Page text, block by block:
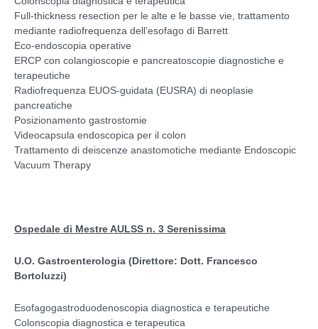
Full-thickness resection per le alte e le basse vie, trattamento
mediante radiofrequenza dell’esofago di Barrett
Eco-endoscopia operative
ERCP con colangioscopie e pancreatoscopie diagnostiche e
terapeutiche
Radiofrequenza EUOS-guidata (EUSRA) di neoplasie
pancreatiche
Posizionamento gastrostomie
Videocapsula endoscopica per il colon
Trattamento di deiscenze anastomotiche mediante Endoscopic
Vacuum Therapy
Ospedale di Mestre AULSS n. 3 Serenissima
U.O. Gastroenterologia (Direttore: Dott. Francesco
Bortoluzzi)
Esofagogastroduodenoscopia diagnostica e terapeutiche
Colonscopia diagnostica e terapeutica